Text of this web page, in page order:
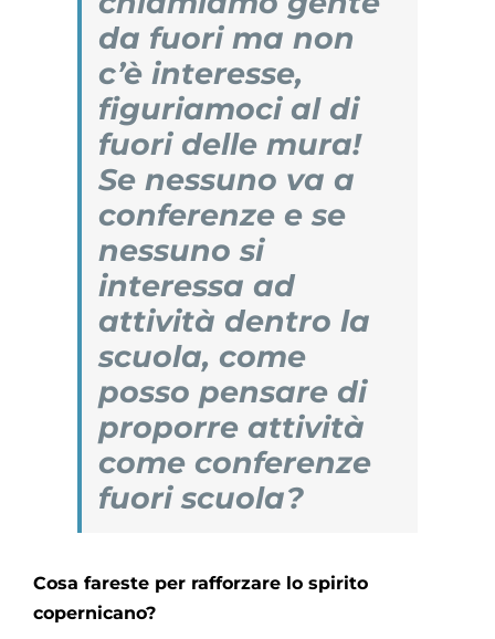
da fuori ma non
c’è interesse,
figuriamoci al di
fuori delle mura!
Se nessuno va a
conferenze e se
nessuno si
interessa ad
attività dentro la
scuola, come
posso pensare di
proporre attività
come conferenze
fuori scuola?
Cosa fareste per rafforzare lo spirito
copernicano?